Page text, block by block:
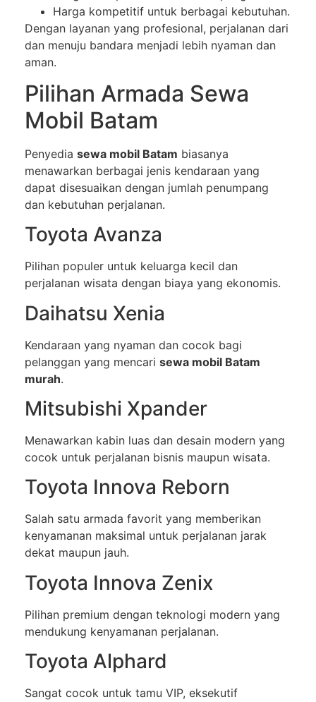
Harga kompetitif untuk berbagai kebutuhan.
Dengan layanan yang profesional, perjalanan dari
dan menuju bandara menjadi lebih nyaman dan
aman.
Pilihan Armada Sewa
Mobil Batam
Penyedia sewa mobil Batam biasanya
menawarkan berbagai jenis kendaraan yang
dapat disesuaikan dengan jumlah penumpang
dan kebutuhan perjalanan.
Toyota Avanza
Pilihan populer untuk keluarga kecil dan
perjalanan wisata dengan biaya yang ekonomis.
Daihatsu Xenia
Kendaraan yang nyaman dan cocok bagi
pelanggan yang mencari sewa mobil Batam
murah.
Mitsubishi Xpander
Menawarkan kabin luas dan desain modern yang
cocok untuk perjalanan bisnis maupun wisata.
Toyota Innova Reborn
Salah satu armada favorit yang memberikan
kenyamanan maksimal untuk perjalanan jarak
dekat maupun jauh.
Toyota Innova Zenix
Pilihan premium dengan teknologi modern yang
mendukung kenyamanan perjalanan.
Toyota Alphard
Sangat cocok untuk tamu VIP, eksekutif